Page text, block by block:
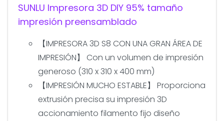
SUNLU Impresora 3D DIY 95% tamaño
impresión preensamblado
【IMPRESORA 3D S8 CON UNA GRAN ÁREA DE
IMPRESIÓN】 Con un volumen de impresión
generoso (310 x 310 x 400 mm)
【IMPRESIÓN MUCHO ESTABLE】 Proporciona
extrusión precisa su impresión 3D
accionamiento filamento fijo diseño